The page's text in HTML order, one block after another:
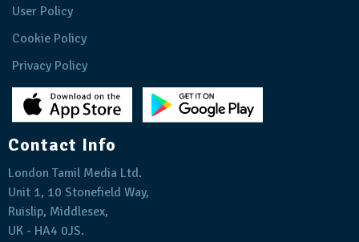
User Policy
Cookie Policy
Privacy Policy
Contact Info
London Tamil Media Ltd.
Unit 1, 10 Stonefield Way,
Ruislip, Middlesex,
UK - HA4 0JS.